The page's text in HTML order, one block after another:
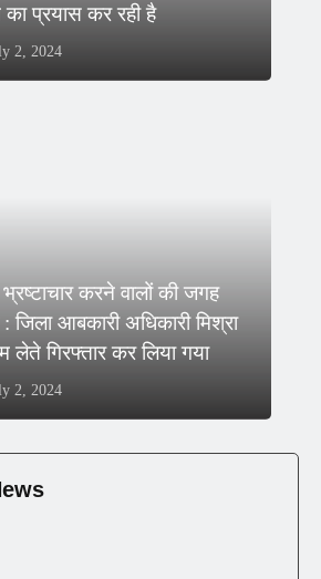
प्रयास कर रही है
2, 2024
करने वालों की जगह
आबकारी अधिकारी मिश्रा
गिरफ्तार कर लिया गया
2, 2024